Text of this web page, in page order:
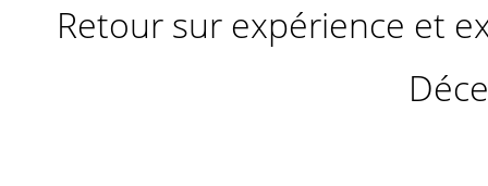
Retour sur expérience et